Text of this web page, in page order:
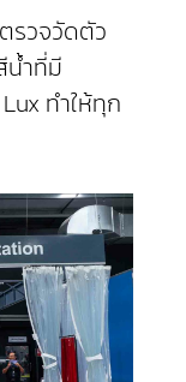
รวจวัดตัว
น้ำที่มี
ทำให้ทุก